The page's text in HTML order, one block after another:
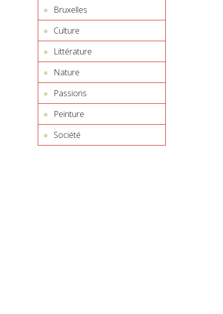
Bruxelles
Culture
Littérature
Nature
Passions
Peinture
Société